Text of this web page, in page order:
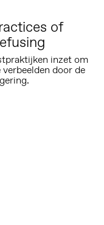
of
inzet om
door de